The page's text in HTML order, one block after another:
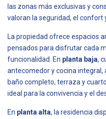
las zonas más exclusivas y
valoran la seguridad, el confort
La propiedad ofrece espacios
pensados para disfrutar cada
funcionalidad. En planta baja,
antecomedor y cocina integral,
baño completo, terraza y
ideal para la convivencia y el
En planta alta, la residencia